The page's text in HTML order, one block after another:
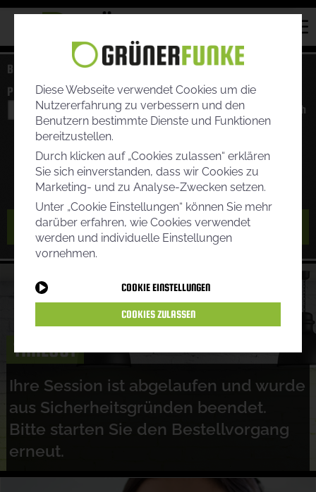
Diese Webseite verwendet Cookies um die
Nutzererfahrung zu verbessern und den
Benutzern bestimmte Dienste und Funktionen
bereitzustellen.
Durch klicken auf „Cookies zulassen“ erklären
Sie sich einverstanden, dass wir Cookies zu
Marketing- und zu Analyse-Zwecken setzen.
Unter „Cookie Einstellungen“ können Sie mehr
darüber erfahren, wie Cookies verwendet
werden und individuelle Einstellungen
vornehmen.
COOKIE EINSTELLUNGEN
COOKIES ZULASSEN
BERECHNEN SIE HIER IHREN TARIF:STROM/GAS
POSTLEITZAHL:
VERBRAUCH:
ODER GEBEN SIE DIE ANZAHL DER PERSONEN AN:
MEINE TARIFE ANZEIGEN
TIMEOUT
Ihre Session ist abgelaufen und wurde
aus Sicherheitsgründen beendet.
Bitte starten Sie den Bestellvorgang
erneut.